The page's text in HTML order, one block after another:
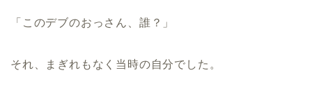
「このデブのおっさん、誰？」
それ、まぎれもなく当時の自分でした。